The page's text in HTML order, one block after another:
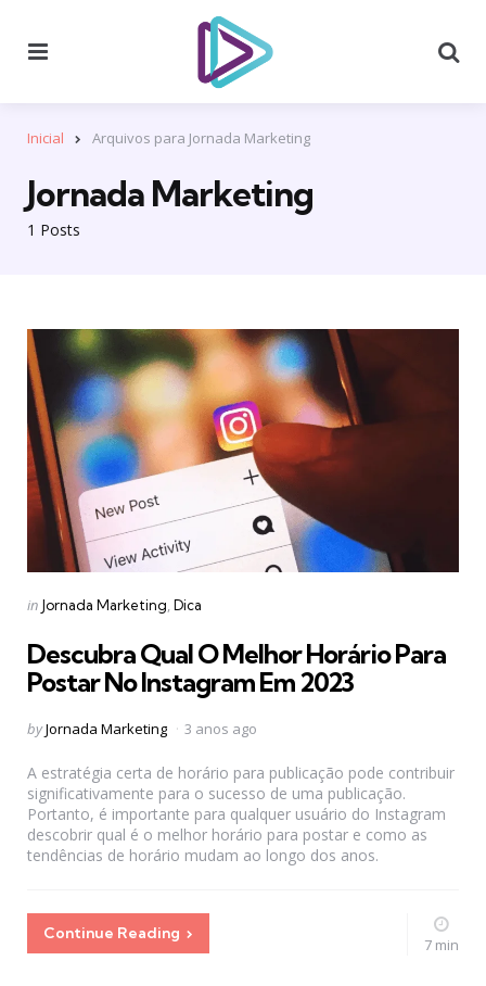
Inicial Arquivos para Jornada Marketing
1 Posts
Jornada Marketing
Categories
Posted
in Jornada Marketing Dica
Descubra Qual O Melhor Horário Para
Postar No Instagram Em 2023
Posted
byJornada Marketing 3 anos ago
A estratégia certa de horário para publicação pode contribuir
significativamente para o sucesso de uma publicação.
Portanto, é importante para qualquer usuário do Instagram
descobrir qual é o melhor horário para postar e como as
tendências de horário mudam ao longo dos anos.
Continue Reading
7 min